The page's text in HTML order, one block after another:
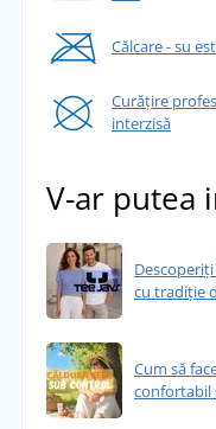
Călcare - su
Curățire
interzisă
V-ar putea
Descoperiți
cu tradiție
Cum să
confortabil